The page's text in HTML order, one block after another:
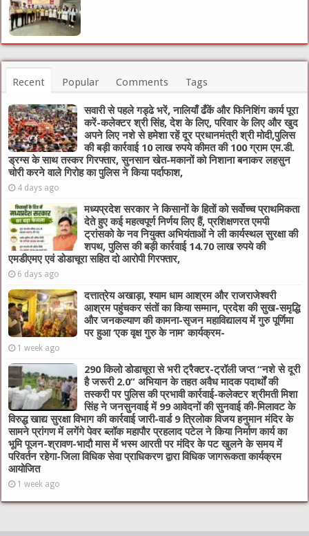
Recent Popular Comments Tags
सवारी से पहले गड्ढे भरें, नालियाँ ढँकें और फिनिशिंग कार्य पूरा
करें-कलेक्टर श्री सिंह, देश के लिए, परिवार के लिए और खुद
अपने लिए नशे से हमेशा रहें दूर प्रधानमंत्री श्री मोदी,पुलिस
की बड़ी कार्रवाई 10 लाख रुपये कीमत की 100 ग्राम एम.डी.
ड्रग्स के साथ तस्कर गिरफ्तार, सुनसान खेत-मकानों को निशाना बनाकर लहसुन
चोरी करने वाले गिरोह का पुलिस ने किया पर्दाफाश,
4 days ago
मध्यप्रदेश सरकार ने किसानों के हितों को सर्वोच्च प्राथमिकता
देते हुए कई महत्वपूर्ण निर्णय लिए हैं, प्रशिक्षणरत एमपी
ट्रांसको के नव नियुक्त अभियंताओं ने ली कार्यस्थल सुरक्षा की
शपथ, पुलिस की बड़ी कार्रवाई 14.70 लाख रुपये की
एमडीएमए एवं डोडाचूरा सहित दो आरोपी गिरफ्तार,
6 days ago
दत्तात्रेय अखाड़ा, श्याम धाम आश्रम और राजराजेश्वरी
आश्रम पहुंचकर संतों का किया सम्मान, प्रदेश की सुख-समृद्धि
और जनकल्याण की कामना-सृजन महाविद्यालय में गुरु पूर्णिमा
पर हुआ ‘एक वृक्ष गुरु के नाम’ कार्यक्रम-
1 week ago
290 किलो डोडाचूरा से भरी ट्रैक्टर-ट्रॉली जप्त “नशे से दूरी
है जरूरी 2.0” अभियान के तहत अवैध मादक पदार्थों की
तस्करी पर पुलिस की प्रभावी कार्रवाई-कलेक्टर श्रीमती मिशा
सिंह ने जनसुनवाई में 99 आवेदनों की सुनवाई की-मिलावट के
विरुद्ध खाद्य सुरक्षा विभाग की कार्रवाई जारी-वार्ड 9 त्रिलोक विजय हनुमान मंदिर के
सामने प्रांगण में लगेंगे पेवर ब्लॉक महापौर प्रहलाद पटेल ने किया निर्माण कार्य का
भूमि पूजन-श्रावण-भादौ मास में भस्म आरती पर मंदिर के पट खुलने के समय में
परिवर्तन रहेगा-जिला विधिक सेवा प्राधिकरण द्वारा विधिक जागरूकता कार्यक्रम
आयोजित
1 week ago